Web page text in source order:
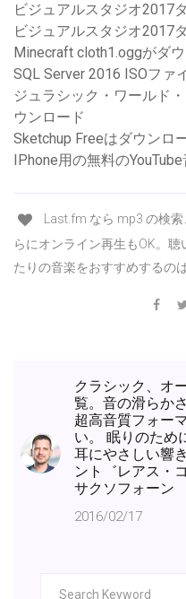
ビジュアルスタジオ2017
ビジュアルスタジオ2017
Minecraft cloth1.oggがダ
SQL Server 2016 ISOファ
ジュラシック・ワールド
ウンロード
Sketchup Freeはダウンロ
IPhone用の無料の
Last.fm なら mp3 の検
らにオンライン再生もOK。
たりの音楽をおすすめするの
クラシック、オ
覧。音の滑らか
超高音質フォー
い。 眠りのため
耳にやさしい響
ント゛レアス・
サクソフォーン
2016/02/17